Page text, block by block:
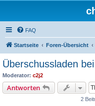
FAQ
Startseite Foren-Übersicht
Überschussladen
Moderator: c2j2
Antworten
2